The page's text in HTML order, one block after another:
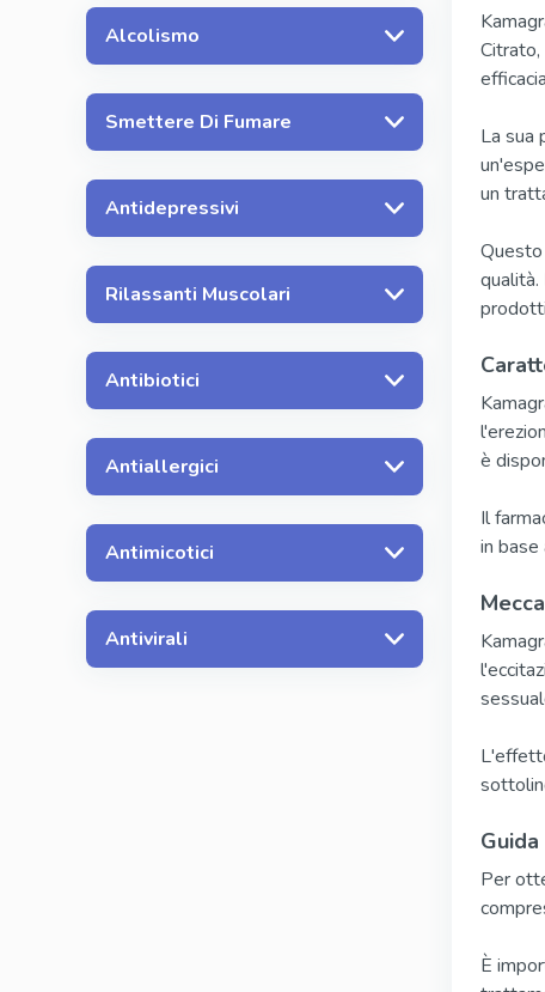
Alcolismo
Smettere Di Fumare
Antidepressivi
Rilassanti Muscolari
Antibiotici
Antiallergici
Antimicotici
Antivirali
La sua
un
è
Il
in
Per
È